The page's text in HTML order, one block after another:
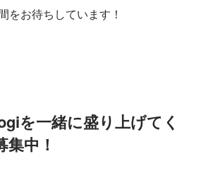
をお待ちしています！
を一緒に盛り上げてく
中！